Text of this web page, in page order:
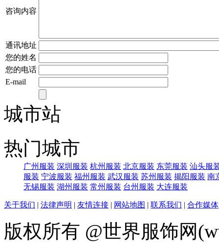
咨询内容
通讯地址
您的姓名
您的电话
E-mail
城市站
热门城市
广州服装 深圳服装 杭州服装 北京服装 东莞服装 汕头服
服装 宁波服装 福州服装 武汉服装 苏州服装 揭阳服装 南
无锡服装 湖州服装 常州服装 台州服装 大连服装
关于我们 | 法律声明 | 友情连接 | 网站地图 | 联系我们 | 合作媒体
版权所有 @世界服饰网